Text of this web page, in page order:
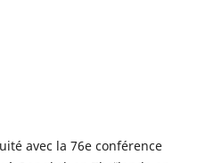
avec la 76e conférence